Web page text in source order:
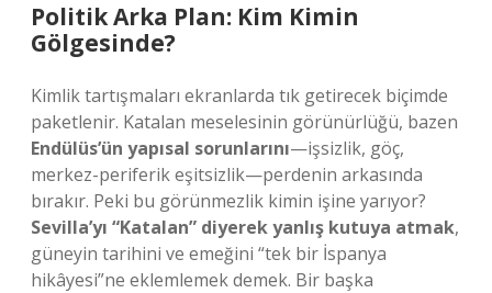
Politik Arka Plan: Kim Kimin
Gölgesinde?
Kimlik tartışmaları ekranlarda tık getirecek biçimde
paketlenir. Katalan meselesinin görünürlüğü, bazen
Endülüs’ün yapısal sorunlarını—işsizlik, göç,
merkez-periferik eşitsizlik—perdenin arkasında
bırakır. Peki bu görünmezlik kimin işine yarıyor?
Sevilla’yı “Katalan” diyerek yanlış kutuya atmak,
güneyin tarihini ve emeğini “tek bir İspanya
hikâyesi”ne eklemlemek demek. Bir başka